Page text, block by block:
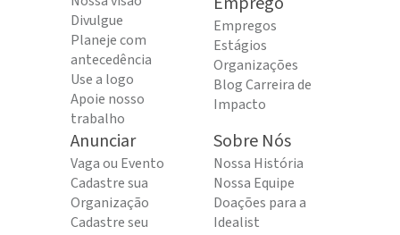
Divulgue
Planeje com
antecedência
Use a logo
Apoie nosso
trabalho
Empregos
Estágios
Organizações
Blog Carreira de
Impacto
Anunciar
Vaga ou Evento
Cadastre sua
Organização
Cadastre seu
Sobre Nós
Nossa História
Nossa Equipe
Doações para a
Idealist